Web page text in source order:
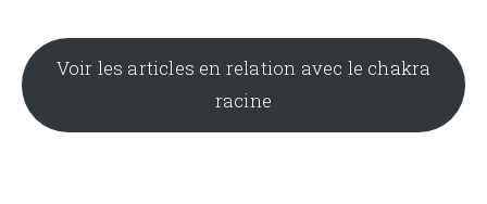
Voir les articles en relation avec le chakra
racine